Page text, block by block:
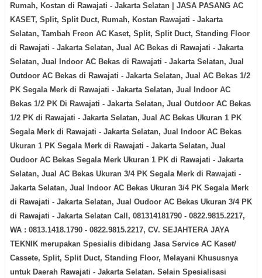
Rumah, Kostan di Rawajati - Jakarta Selatan | JASA PASANG AC
KASET, Split, Split Duct, Rumah, Kostan Rawajati - Jakarta
Selatan, Tambah Freon AC Kaset, Split, Split Duct, Standing Floor
di Rawajati - Jakarta Selatan, Jual AC Bekas di Rawajati - Jakarta
Selatan, Jual Indoor AC Bekas di Rawajati - Jakarta Selatan, Jual
Outdoor AC Bekas di Rawajati - Jakarta Selatan, Jual AC Bekas 1/2
PK Segala Merk di Rawajati - Jakarta Selatan, Jual Indoor AC
Bekas 1/2 PK Di Rawajati - Jakarta Selatan, Jual Outdoor AC Bekas
1/2 PK di Rawajati - Jakarta Selatan, Jual AC Bekas Ukuran 1 PK
Segala Merk di Rawajati - Jakarta Selatan, Jual Indoor AC Bekas
Ukuran 1 PK Segala Merk di Rawajati - Jakarta Selatan, Jual
Oudoor AC Bekas Segala Merk Ukuran 1 PK di Rawajati - Jakarta
Selatan, Jual AC Bekas Ukuran 3/4 PK Segala Merk di Rawajati -
Jakarta Selatan, Jual Indoor AC Bekas Ukuran 3/4 PK Segala Merk
di Rawajati - Jakarta Selatan, Jual Oudoor AC Bekas Ukuran 3/4 PK
di Rawajati - Jakarta Selatan Call, 081314181790 - 0822.9815.2217,
WA : 0813.1418.1790 - 0822.9815.2217, CV. SEJAHTERA JAYA
TEKNIK merupakan Spesialis dibidang Jasa Service AC Kaset/
Cassete, Split, Split Duct, Standing Floor, Melayani Khususnya
untuk Daerah Rawajati - Jakarta Selatan. Selain Spesialisasi